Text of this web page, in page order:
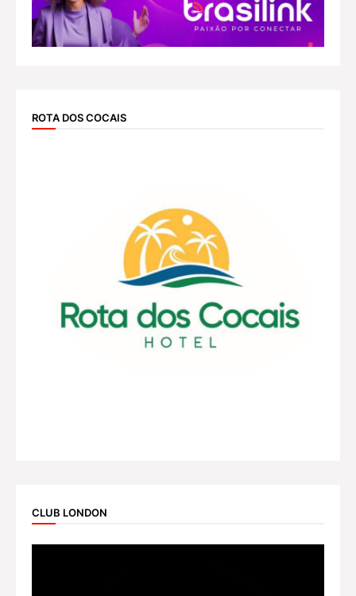
ROTA DOS COCAIS
CLUB LONDON